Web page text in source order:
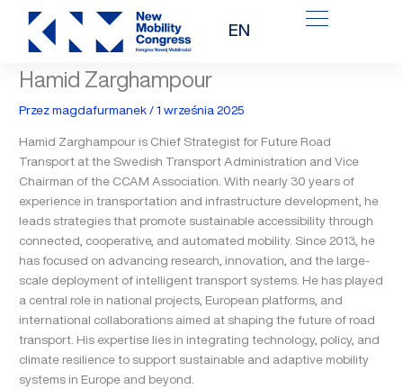
Przejdź
treści
EN
Hamid Zarghampour
Przezmagdafurmanek/1 września 2025
Hamid Zarghampour is Chief Strategist for Future Road
Transport at the Swedish Transport Administration and Vice
Chairman of the CCAM Association. With nearly 30 years of
experience in transportation and infrastructure development, he
leads strategies that promote sustainable accessibility through
connected, cooperative, and automated mobility. Since 2013, he
has focused on advancing research, innovation, and the large-
scale deployment of intelligent transport systems. He has played
a central role in national projects, European platforms, and
international collaborations aimed at shaping the future of road
transport. His expertise lies in integrating technology, policy, and
climate resilience to support sustainable and adaptive mobility
systems in Europe and beyond.